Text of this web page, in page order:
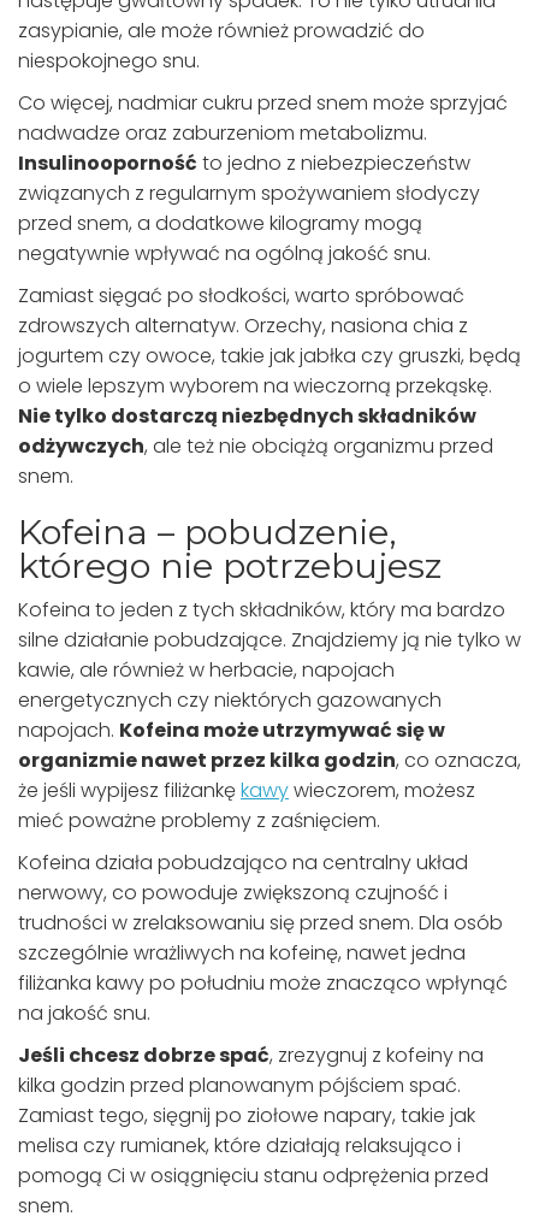
zasypianie, ale może również prowadzić do
niespokojnego snu.
Co więcej, nadmiar cukru przed snem może sprzyjać
nadwadze oraz zaburzeniom metabolizmu.
Insulinooporność to jedno z niebezpieczeństw
związanych z regularnym spożywaniem słodyczy
przed snem, a dodatkowe kilogramy mogą
negatywnie wpływać na ogólną jakość snu.
Zamiast sięgać po słodkości, warto spróbować
zdrowszych alternatyw. Orzechy, nasiona chia z
jogurtem czy owoce, takie jak jabłka czy gruszki, będą
o wiele lepszym wyborem na wieczorną przekąskę.
Nie tylko dostarczą niezbędnych składników
odżywczych, ale też nie obciążą organizmu przed
snem.
Kofeina – pobudzenie,
którego nie potrzebujesz
Kofeina to jeden z tych składników, który ma bardzo
silne działanie pobudzające. Znajdziemy ją nie tylko w
kawie, ale również w herbacie, napojach
energetycznych czy niektórych gazowanych
napojach. Kofeina może utrzymywać się w
organizmie nawet przez kilka godzin, co oznacza,
że jeśli wypijesz filiżankękawywieczorem, możesz
mieć poważne problemy z zaśnięciem.
Kofeina działa pobudzająco na centralny układ
nerwowy, co powoduje zwiększoną czujność i
trudności w zrelaksowaniu się przed snem. Dla osób
szczególnie wrażliwych na kofeinę, nawet jedna
filiżanka kawy po południu może znacząco wpłynąć
na jakość snu.
Jeśli chcesz dobrze spać, zrezygnuj z kofeiny na
kilka godzin przed planowanym pójściem spać.
Zamiast tego, sięgnij po ziołowe napary, takie jak
melisa czy rumianek, które działają relaksująco i
pomogą Ci w osiągnięciu stanu odprężenia przed
snem.